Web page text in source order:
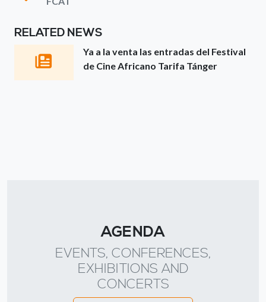
RELATED NEWS
Ya a la venta las entradas del Festival
de Cine Africano Tarifa Tánger
AGENDA
EVENTS, CONFERENCES,
EXHIBITIONS AND
CONCERTS